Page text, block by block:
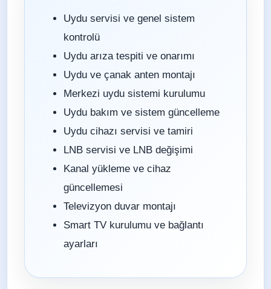
Uydu servisi ve genel sistem
kontrolü
Uydu arıza tespiti ve onarımı
Uydu ve çanak anten montajı
Merkezi uydu sistemi kurulumu
Uydu bakım ve sistem güncelleme
Uydu cihazı servisi ve tamiri
LNB servisi ve LNB değişimi
Kanal yükleme ve cihaz
güncellemesi
Televizyon duvar montajı
Smart TV kurulumu ve bağlantı
ayarları